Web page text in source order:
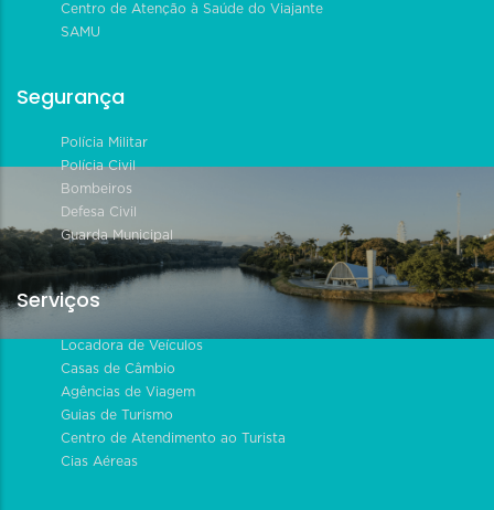
Centro de Atenção à Saúde do Viajante
SAMU
Segurança
Polícia Militar
Polícia Civil
Bombeiros
Defesa Civil
Guarda Municipal
Serviços
Locadora de Veículos
Casas de Câmbio
Agências de Viagem
Guias de Turismo
Centro de Atendimento ao Turista
Cias Aéreas